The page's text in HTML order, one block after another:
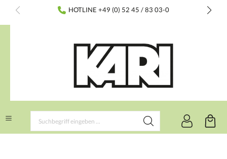
springen HOTLINE +49 (0) 52 45 / 83 03-0